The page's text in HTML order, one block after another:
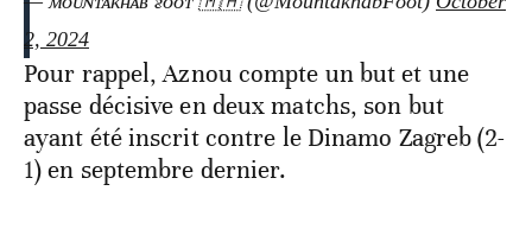
2, 2024
Pour rappel, Aznou compte un but et une
passe décisive en deux matchs, son but
ayant été inscrit contre le Dinamo Zagreb (2-
1) en septembre dernier.